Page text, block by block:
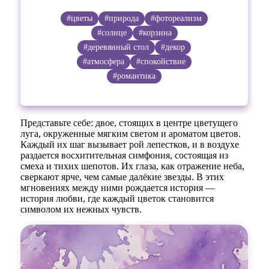
#цветы #природа
#фотореализм
#солнце
#корзина
#деревянный стол
#декор
#атмосфера
#спокойствие
#романтика
Представьте себе: двое, стоящих в центре цветущего
луга, окруженные мягким светом и ароматом цветов.
Каждый их шаг вызывает рой лепестков, и в воздухе
раздается восхитительная симфония, состоящая из
смеха и тихих шепотов. Их глаза, как отражение неба,
сверкают ярче, чем самые далёкие звезды. В этих
мгновениях между ними рождается история —
история любви, где каждый цветок становится
символом их нежных чувств.